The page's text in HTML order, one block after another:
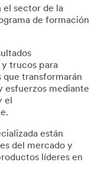
el sector de la
de formación
trucos para
transformarán
esfuerzos mediante
el
están
del mercado y
líderes en